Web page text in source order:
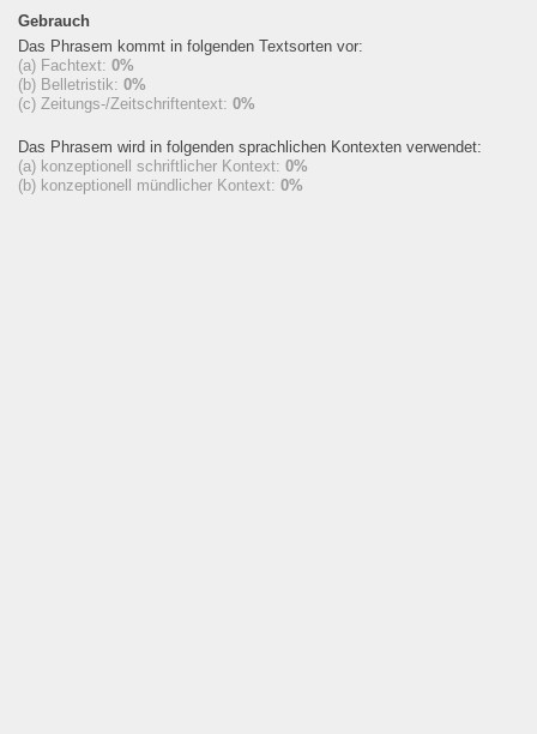
Gebrauch
Das Phrasem kommt in folgenden Textsorten vor:
(a) Fachtext: 0%
(b) Belletristik: 0%
(c) Zeitungs-/Zeitschriftentext: 0%
Das Phrasem wird in folgenden sprachlichen Kontexten verwendet:
(a) konzeptionell schriftlicher Kontext: 0%
(b) konzeptionell mündlicher Kontext: 0%